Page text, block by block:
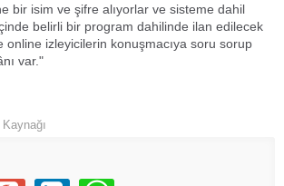
bir isim ve şifre alıyorlar ve sisteme dahil
belirli bir program dahilinde ilan edilecek
online izleyicilerin konuşmacıya soru sorup
var."